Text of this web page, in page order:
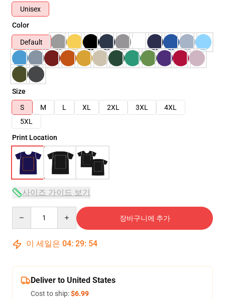
Unisex
Color
Default
Size
S
M L XL 2XL 3XL
4XL
5XL
Print Location
사이즈 가이드 보기
장바구니에 추가
이 세일은 04: 29: 53
Deliver to United States
Cost to ship:$6.99